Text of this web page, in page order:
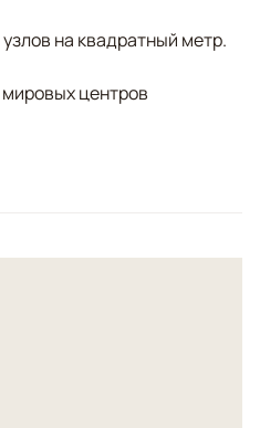
на квадратный метр.
центров